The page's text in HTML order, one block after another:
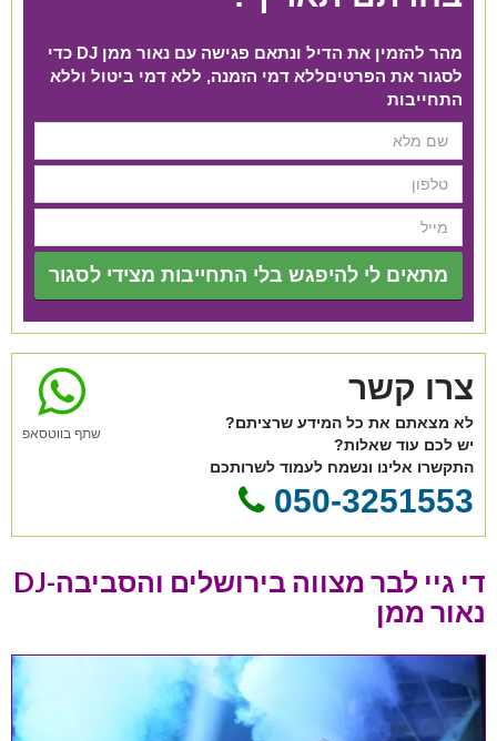
מהר להזמין את הדיל ונתאם פגישה עם נאור ממן DJ כדי
לסגור את הפרטים​ ללא דמי הזמנה, ללא דמי ביטול וללא
התחייבות
מתאים לי להיפגש בלי התחייבות מצידי לסגור
שתף בווטסאפ
צרו קשר
לא מצאתם את כל המידע שרציתם?
יש לכם עוד שאלות?
התקשרו אלינו ונשמח לעמוד לשרותכם
050-3251553
די גיי לבר מצווה בירושלים והסביבה-DJ
נאור ממן